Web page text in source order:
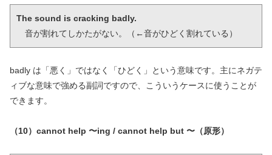
The sound is cracking badly.
音が割れてしかたがない。（←音がひどく割れている）
badly は「悪く」ではなく「ひどく」という意味です。主にネガテ
ィブな意味で強める副詞ですので、こういうケースに使うことが
できます。
（10）cannot help 〜ing / cannot help but 〜（原形）